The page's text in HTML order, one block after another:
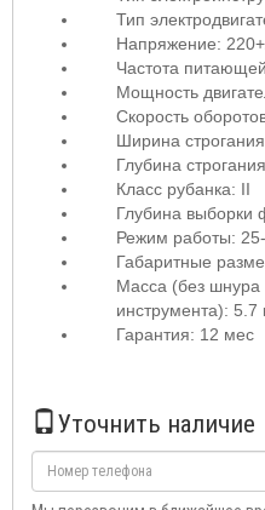
Тип
Напряжение: 220
Частота
Мощность
Скорость
Ширина
Глубина
Класс рубанка: II
Глубина
Режим работы:
Габаритные
Масса (без шнура
инструмента): 5.7
Гарантия: 12 мес
Уточнить наличие